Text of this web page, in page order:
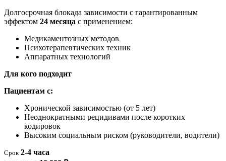
Долгосрочная блокада зависимости с гарантированным
эффектом 24 месяца с применением:
Медикаментозных методов
Психотерапевтических техник
Аппаратных технологий
Для кого подходит
Пациентам с:
Хронической зависимостью (от 5 лет)
Неоднократными рецидивами после коротких
кодировок
Высоким социальным риском (руководители, водители)
Срок 2-4 часа